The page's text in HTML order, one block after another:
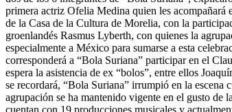
primera actriz Ofelia Medina quien les
de la Casa de la Cultura de Morelia, con la
groenlandés Rasmus Lyberth, con quienes la
especialmente a México para sumarse a esta
corresponderá a “Bola Suriana” participar en el
espera la asistencia de ex “bolos”, entre ellos
se recordará, “Bola Suriana” irrumpió en la escena
agrupación se ha mantenido vigente en el gusto de
cuentan con 19 producciones musicales y